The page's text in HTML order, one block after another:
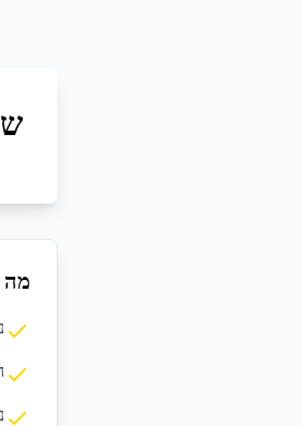
מה